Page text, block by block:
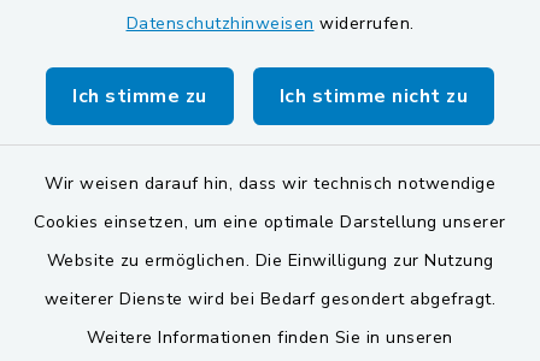
Datenschutzhinweisen widerrufen.
Ich stimme zu Ich stimme nicht zu
Wir weisen darauf hin, dass wir technisch notwendige
Cookies einsetzen, um eine optimale Darstellung unserer
Website zu ermöglichen. Die Einwilligung zur Nutzung
weiterer Dienste wird bei Bedarf gesondert abgefragt.
Weitere Informationen finden Sie in unseren
Markt Schwarzenfeld
Gemeinde Stulln
Barrierefreiheit